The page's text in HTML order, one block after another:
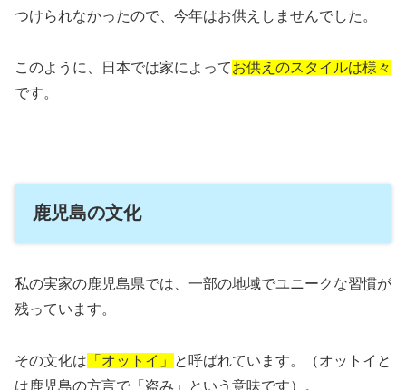
つけられなかったので、今年はお供えしませんでした。
このように、日本では家によってお供えのスタイルは様々
です。
鹿児島の文化
私の実家の鹿児島県では、一部の地域でユニークな習慣が
残っています。
その文化は 「オットイ」
と呼ばれています。（オットイと
は鹿児島の方言で「盗み」という意味です）。